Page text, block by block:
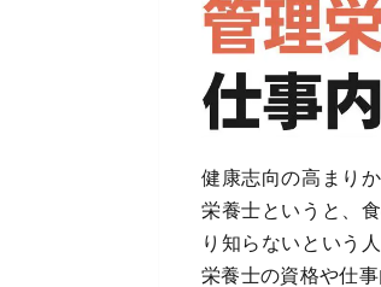
健康志向の高まり
栄養士というと、
り知らないという
栄養士の資格や仕